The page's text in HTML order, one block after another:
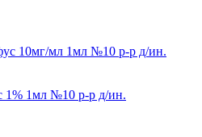
1% 1мл №10 р-р д/ин.